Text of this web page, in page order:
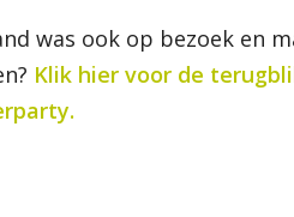
was ook op bezoek en
Klik hier voor de